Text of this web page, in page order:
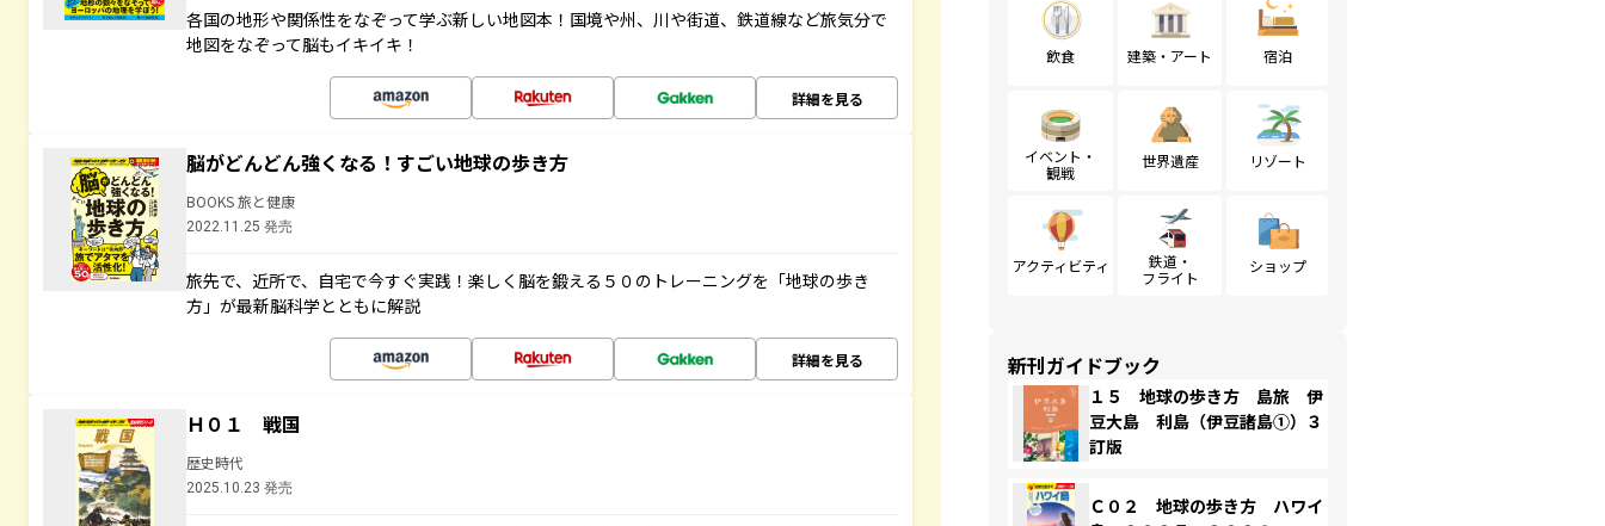
各国の地形や関係性をなぞって学ぶ新しい地図本！国境や州、川や街道、鉄道線など旅気分で
地図をなぞって脳もイキイキ！
詳細を見る
脳がどんどん強くなる！すごい地球の歩き方
BOOKS 旅と健康
2022.11.25 発売
旅先で、近所で、自宅で今すぐ実践！楽しく脳を鍛える５０のトレーニングを「地球の歩き
方」が最新脳科学とともに解説
詳細を見る
Ｈ０１ 戦国
歴史時代
2025.10.23 発売
飲食 建築・アート 宿泊
イベント・
観戦
世界遺産 リゾート
アクティビティ
鉄道・
フライト
ショップ
新刊ガイドブック
１５ 地球の歩き方 島旅 伊
豆大島 利島（伊豆諸島①）３
訂版
Ｃ０２ 地球の歩き方 ハワイ